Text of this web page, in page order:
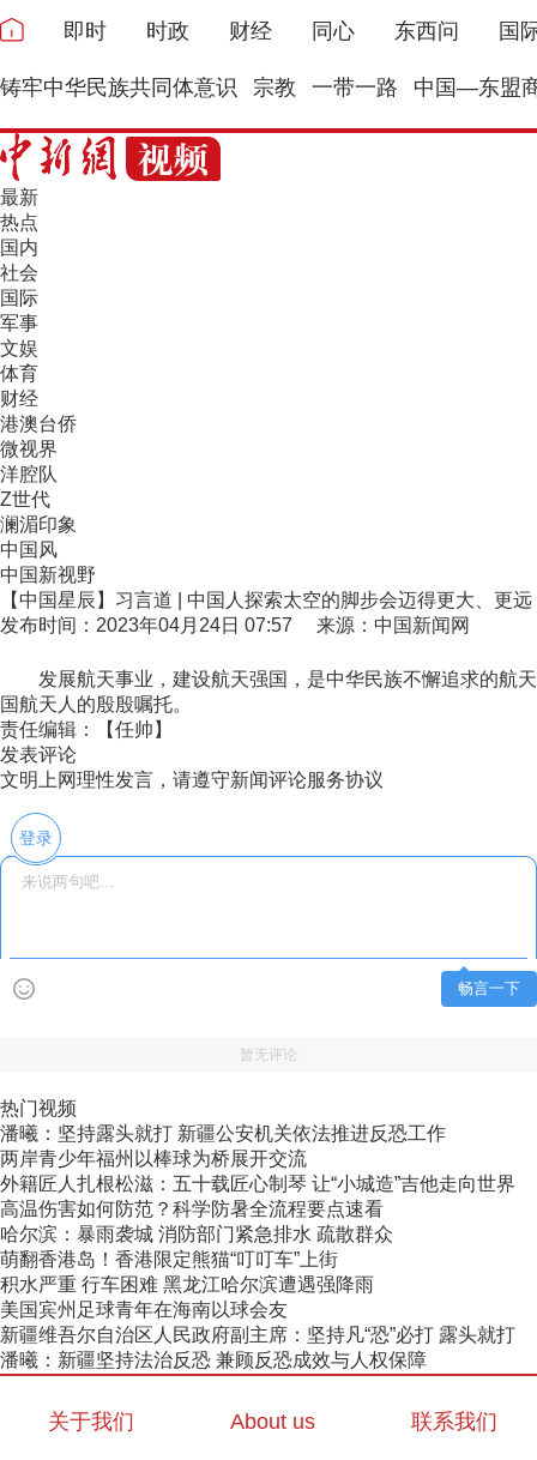
即时 时政 财经 同心 东西问 国
铸牢中华民族共同体意识 宗教 一带一路 中国—东盟
最新
热点
国内
社会
国际
军事
文娱
体育
财经
港澳台侨
微视界
洋腔队
Z世代
澜湄印象
中国风
中国新视野
【中国星辰】习言道 | 中国人探索太空的脚步会迈得更大、更远
发布时间：2023年04月24日 07:57 来源：中国新闻网
发展航天事业，建设航天强国，是中华民族不懈追求的航天
国航天人的殷殷嘱托。
责任编辑：【任帅】
发表评论
文明上网理性发言，请遵守新闻评论服务协议
登录
畅言一下
暂无评论
热门视频
潘曦：坚持露头就打 新疆公安机关依法推进反恐工作
两岸青少年福州以棒球为桥展开交流
外籍匠人扎根松滋：五十载匠心制琴 让“小城造”吉他走向世界
高温伤害如何防范？科学防暑全流程要点速看
哈尔滨：暴雨袭城 消防部门紧急排水 疏散群众
萌翻香港岛！香港限定熊猫“叮叮车”上街
积水严重 行车困难 黑龙江哈尔滨遭遇强降雨
美国宾州足球青年在海南以球会友
新疆维吾尔自治区人民政府副主席：坚持凡“恐”必打 露头就打
潘曦：新疆坚持法治反恐 兼顾反恐成效与人权保障
关于我们 About us 联系我们